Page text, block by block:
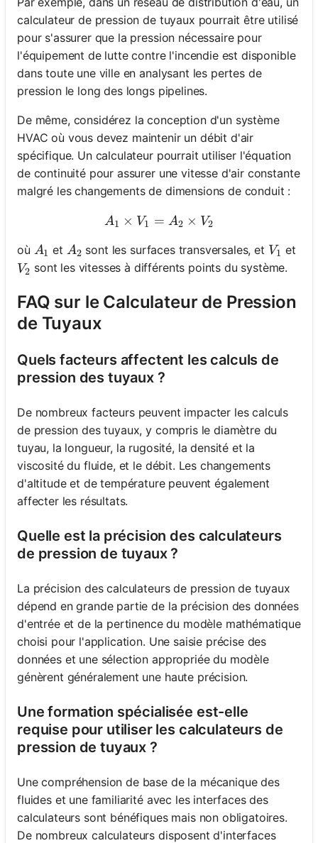
calculateur de pression de tuyaux pourrait être utilisé
pour s'assurer que la pression nécessaire pour
l'équipement de lutte contre l'incendie est disponible
dans toute une ville en analysant les pertes de
pression le long des longs pipelines.
De même, considérez la conception d'un système
HVAC où vous devez maintenir un débit d'air
spécifique. Un calculateur pourrait utiliser l'équation
de continuité pour assurer une vitesse d'air constante
malgré les changements de dimensions de conduit :
A_1 \times V_1 = A_2
A1 × V1 = A2 × V2
où A_1
A1 et A_2
A2 sont les surfaces transversales, et V_1
V1 et
V_2
V2 sont les vitesses à différents points du système.
FAQ sur le Calculateur de Pression
de Tuyaux
Quels facteurs affectent les calculs de
pression des tuyaux ?
De nombreux facteurs peuvent impacter les calculs
de pression des tuyaux, y compris le diamètre du
tuyau, la longueur, la rugosité, la densité et la
viscosité du fluide, et le débit. Les changements
d'altitude et de température peuvent également
affecter les résultats.
Quelle est la précision des calculateurs
de pression de tuyaux ?
La précision des calculateurs de pression de tuyaux
dépend en grande partie de la précision des données
d'entrée et de la pertinence du modèle mathématique
choisi pour l'application. Une saisie précise des
données et une sélection appropriée du modèle
génèrent généralement une haute précision.
Une formation spécialisée est-elle
requise pour utiliser les calculateurs de
pression de tuyaux ?
Une compréhension de base de la mécanique des
fluides et une familiarité avec les interfaces des
calculateurs sont bénéfiques mais non obligatoires.
De nombreux calculateurs disposent d'interfaces